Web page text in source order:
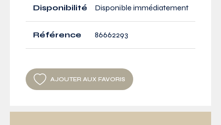
Disponibilité Disponible immédiatement
Référence 86662293
AJOUTER AUX FAVORIS